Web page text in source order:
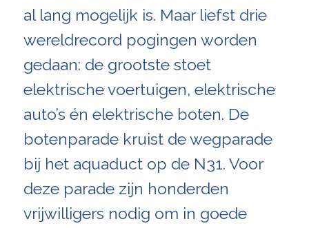
al lang mogelijk is. Maar liefst drie
wereldrecord pogingen worden
gedaan: de grootste stoet
elektrische voertuigen, elektrische
auto’s én elektrische boten. De
botenparade kruist de wegparade
bij het aquaduct op de N31. Voor
deze parade zijn honderden
vrijwilligers nodig om in goede